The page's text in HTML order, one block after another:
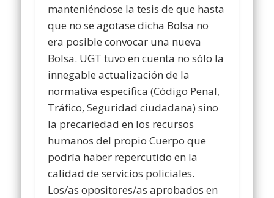
manteniéndose la tesis de que hasta
que no se agotase dicha Bolsa no
era posible convocar una nueva
Bolsa. UGT tuvo en cuenta no sólo la
innegable actualización de la
normativa específica (Código Penal,
Tráfico, Seguridad ciudadana) sino
la precariedad en los recursos
humanos del propio Cuerpo que
podría haber repercutido en la
calidad de servicios policiales.
Los/as opositores/as aprobados en